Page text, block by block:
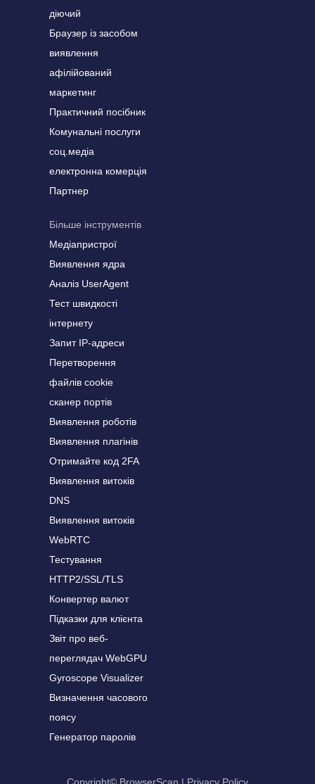
діючий
Браузер із засобом
виявлення
афілійований
маркетинг
Практичний посібник
Комунальні послуги
соц.медіа
електронна комерція
Партнер
Більше інструментів
Медіапристрої
Виявлення ядра
Аналіз UserAgent
Тест швидкості
інтернету
Запит IP-адреси
Перетворення
файлів cookie
сканер портів
Виявлення роботів
Виявлення плагінів
Отримайте код 2FA
Виявлення витоків
DNS
Виявлення витоків
WebRTC
Тестування
HTTP2/SSL/TLS
Конвертер валют
Підказки для клієнта
Звіт про веб-
переглядач WebGPU
Gyroscope Visualizer
Визначення часового
поясу
Генератор паролів